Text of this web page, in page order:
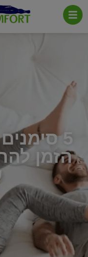
5
הזמן